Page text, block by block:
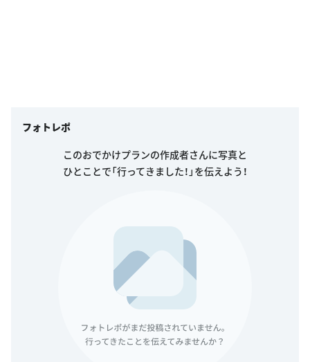
フォトレポ
このおでかけプランの作成者さんに写真と
ひとことで「行ってきました！」を伝えよう！